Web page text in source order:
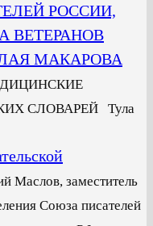
РОССИИ,
ВЕТЕРАНОВ
МАКАРОВА
СЛОВАРЕЙ Тула
заместитель
Союза писателей